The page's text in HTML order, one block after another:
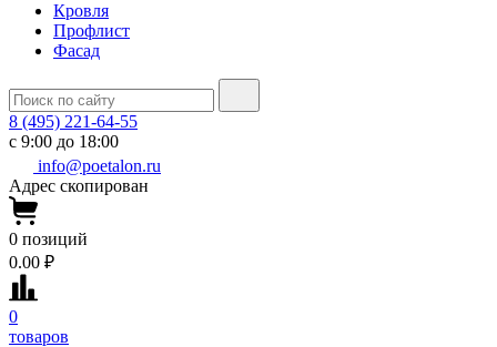
Кровля
Профлист
Фасад
8 (495) 221-64-55
с 9:00 до 18:00
info@poetalon.ru
Адрес скопирован
0 позиций
0.00 ₽
0
товаров